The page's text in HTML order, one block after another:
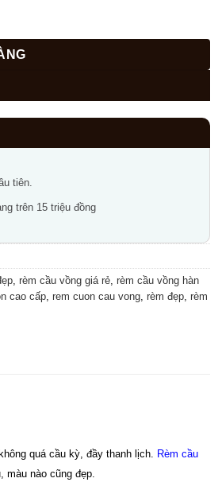
Hà Nội SN 331 số lượng
tiên.
trên 15 triệu đồng
rèm cầu vồng giá rẻ rèm cầu vồng hàn
cao cấp rem cuon cau vong rèm đẹp rèm
quá cầu kỳ, đầy thanh lịch.
Rèm cầu
nào cũng đẹp.